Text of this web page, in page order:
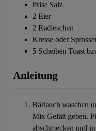
Prise Salz
2 Eier
2 Radieschen
Kresse oder
5 Scheiben Toast
Anleitung
Bärlauch waschen
Mix Gefäß geben.
abschmecken und